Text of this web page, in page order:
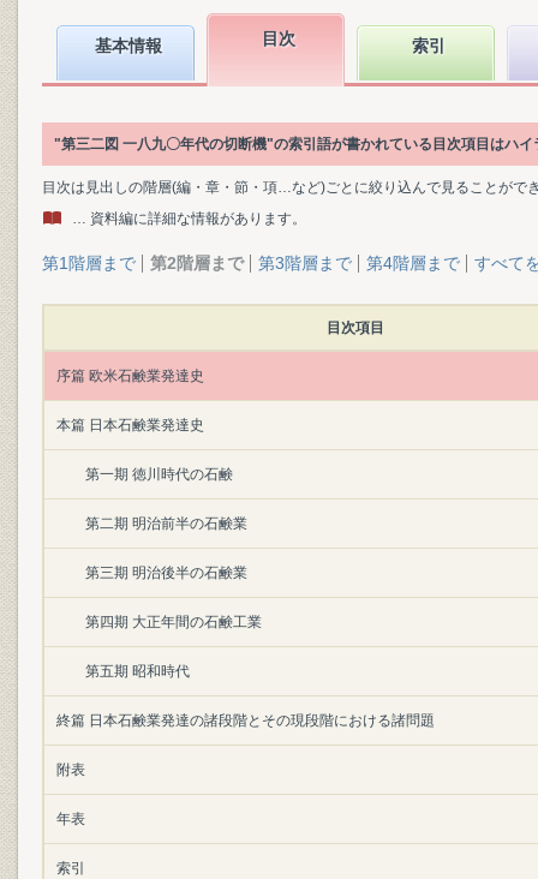
基本情報 目次 索引
"第三二図 一八九〇年代の切断機"の索引語が書かれている目次項目はハ
目次は見出しの階層(編・章・節・項…など)ごとに絞り込んで見ることがで
… 資料編に詳細な情報があります。
第1階層まで 第2階層まで 第3階層まで 第4階層まで すべて
目次項目
序篇 欧米石鹸業発達史
本篇 日本石鹸業発達史
第一期 徳川時代の石鹸
第二期 明治前半の石鹸業
第三期 明治後半の石鹸業
第四期 大正年間の石鹸工業
第五期 昭和時代
終篇 日本石鹸業発達の諸段階とその現段階における諸問題
附表
年表
索引